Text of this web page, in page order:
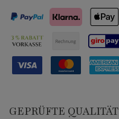
GEPRÜFTE QUALITÄT